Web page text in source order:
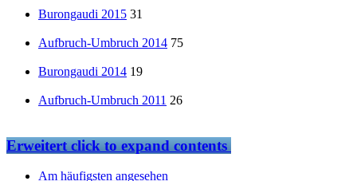
Burongaudi 2015 31
Aufbruch-Umbruch 2014 75
Burongaudi 2014 19
Aufbruch-Umbruch 2011 26
Erweitertclick to expand contents
Am häufigsten angesehen